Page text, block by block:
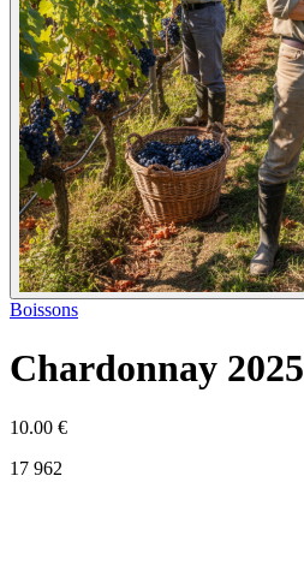
Boissons
Chardonnay 2025
Informations produit
10.00 €
17 962